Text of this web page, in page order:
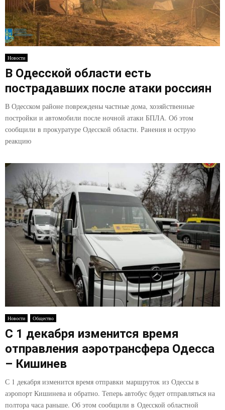
Новости
В Одесской области есть
пострадавших после атаки россиян
В Одесском районе повреждены частные дома, хозяйственные
постройки и автомобили после ночной атаки БПЛА. Об этом
сообщили в прокуратуре Одесской области. Ранения и острую
реакцию
Новости Общество
С 1 декабря изменится время
отправления аэротрансфера Одесса
– Кишинев
С 1 декабря изменится время отправки маршруток из Одессы в
аэропорт Кишинева и обратно. Теперь автобус будет отправляться на
полтора часа раньше. Об этом сообщили в Одесской областной